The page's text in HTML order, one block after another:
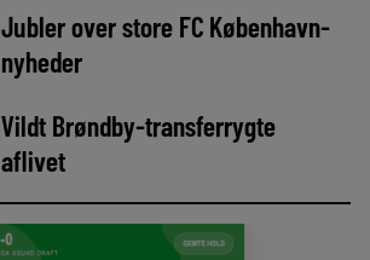
Jubler over store FC København-
nyheder
Vildt Brøndby-transferrygte
aflivet